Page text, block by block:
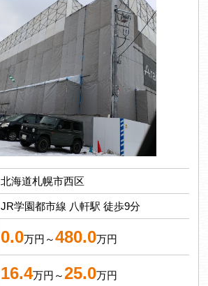
北海道札幌市西区
JR学園都市線 八軒駅 徒歩9分
0.0万円～480.0万円
16.4万円～25.0万円